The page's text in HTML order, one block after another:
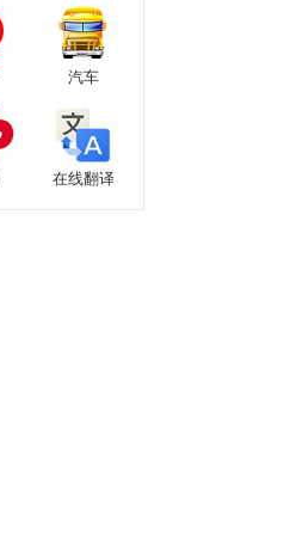
汽车
在线翻译